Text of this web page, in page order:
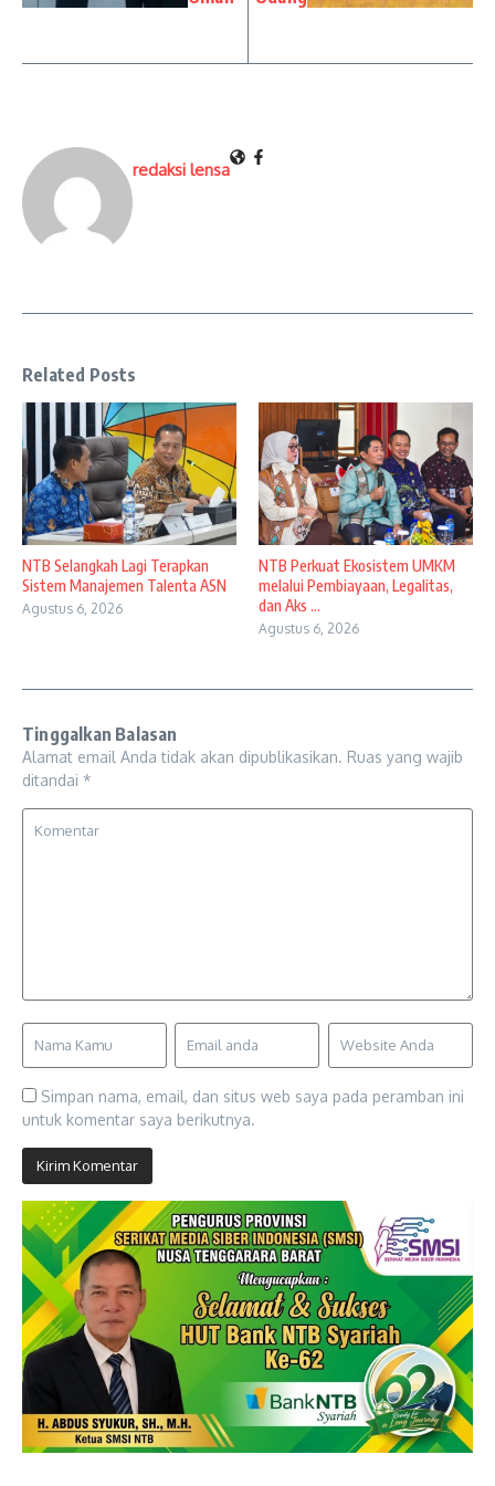
redaksi lensa
Related Posts
NTB Selangkah Lagi Terapkan
Sistem Manajemen Talenta ASN
Agustus 6, 2026
NTB Perkuat Ekosistem UMKM
melalui Pembiayaan, Legalitas,
dan Aks ...
Agustus 6, 2026
Tinggalkan Balasan
Alamat email Anda tidak akan dipublikasikan. Ruas yang wajib
ditandai *
Simpan nama, email, dan situs web saya pada peramban ini
untuk komentar saya berikutnya.